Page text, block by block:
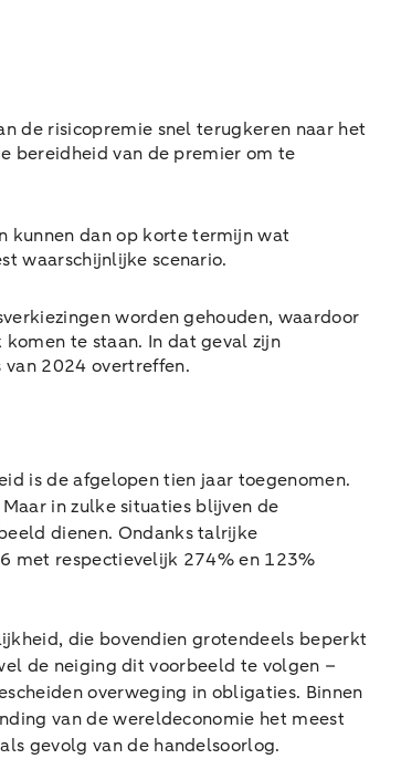
de risicopremie snel terugkeren naar het
bereidheid van de premier om te
kunnen dan op korte termijn wat
waarschijnlijke scenario.
worden gehouden, waardoor
te staan. In dat geval zijn
2024 overtreffen.
is de afgelopen tien jaar toegenomen.
in zulke situaties blijven de
dienen. Ondanks talrijke
met respectievelijk 274% en 123%
die bovendien grotendeels beperkt
de neiging dit voorbeeld te volgen –
overweging in obligaties. Binnen
van de wereldeconomie het meest
gevolg van de handelsoorlog.